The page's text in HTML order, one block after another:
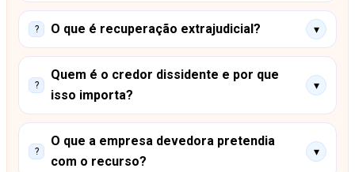
? O que é recuperação extrajudicial? ▾
?
Quem é o credor dissidente e por que
isso importa?
▾
?
O que a empresa devedora pretendia
com o recurso?
▾